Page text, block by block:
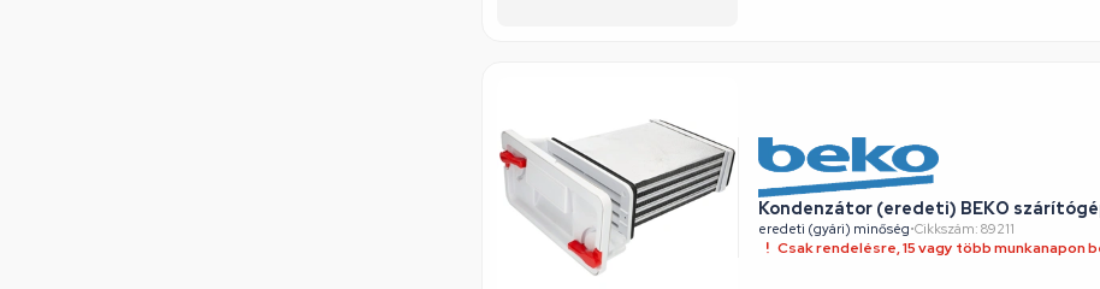
Kondenzátor (eredeti) BEKO
eredeti (gyári) minőség•Cikkszám: 89211
Csak rendelésre, 15 vagy több munkanapon